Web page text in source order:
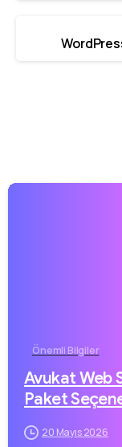
Önemli Bilgiler
Avukat Web
Paket
20 Mayıs 2026